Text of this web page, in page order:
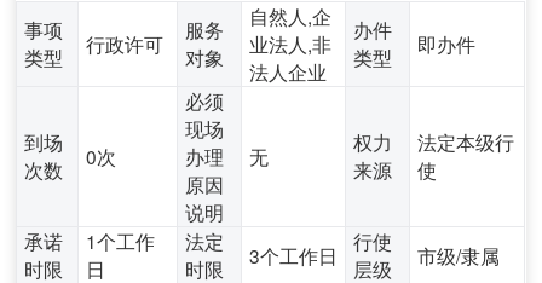
事项
类型
行政许可
服务
对象
自然人,企
业法人,非
法人企业
办件
类型
即办件
到场
次数
0次
必须
现场
办理
原因
说明
无
权力
来源
法定本级行
使
承诺
时限
1个工作
日
法定
时限
3个工作日
行使
层级
市级/隶属